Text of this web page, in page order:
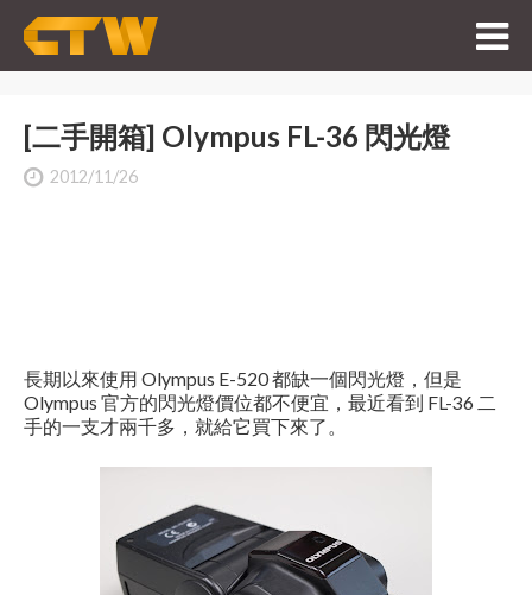
[二手開箱] Olympus FL-36 閃光燈
2012/11/26
長期以來使用 Olympus E-520 都缺一個閃光燈，但是
Olympus 官方的閃光燈價位都不便宜，最近看到 FL-36 二
手的一支才兩千多，就給它買下來了。